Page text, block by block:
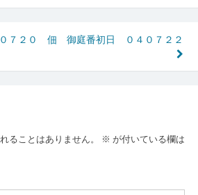
７２０ 佃 御庭番初日 ０４０７２２
ることはありません。 ※ が付いている欄は